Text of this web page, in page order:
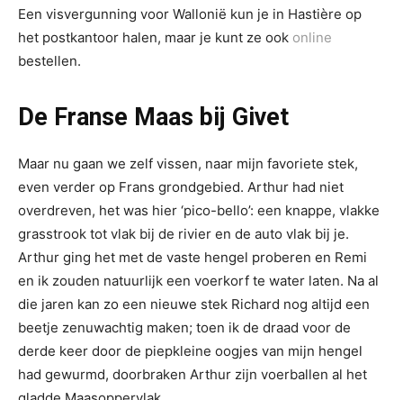
Een visvergunning voor Wallonië kun je in Hastière op
het postkantoor halen, maar je kunt ze ook online
bestellen.
De Franse Maas bij Givet
Maar nu gaan we zelf vissen, naar mijn favoriete stek,
even verder op Frans grondgebied. Arthur had niet
overdreven, het was hier ‘pico-bello’: een knappe, vlakke
grasstrook tot vlak bij de rivier en de auto vlak bij je.
Arthur ging het met de vaste hengel proberen en Remi
en ik zouden natuurlijk een voerkorf te water laten. Na al
die jaren kan zo een nieuwe stek Richard nog altijd een
beetje zenuwachtig maken; toen ik de draad voor de
derde keer door de piepkleine oogjes van mijn hengel
had gewurmd, doorbraken Arthur zijn voerballen al het